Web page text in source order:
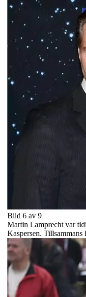
Bild 6 av 9
Martin Lamprecht var
Kaspersen. Tillsammans